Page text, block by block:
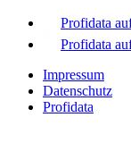
Profidata
Profidata
Impressum
Datenschutz
Profidata